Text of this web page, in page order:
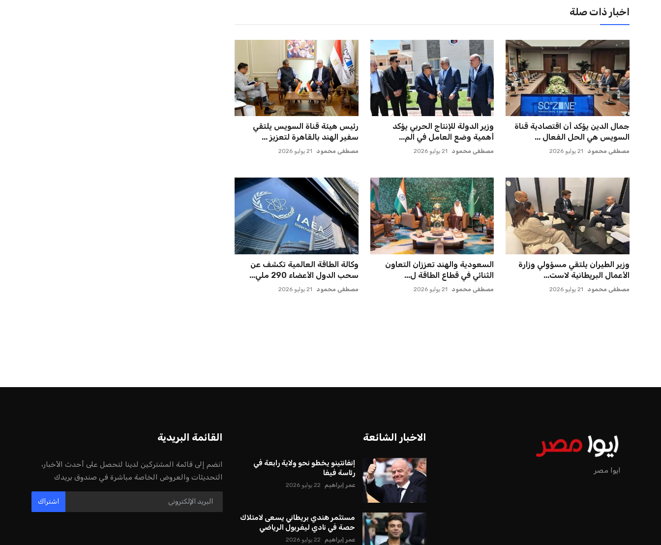
اخبار ذات صلة
مستثمر هندي بريطاني يسعى
لامتلاك حصة في نادي ليفربول ال...
عمر إبراهيم 22 يوليو 2026
إدارة المغرب الفاسي تعلن تفاصيل
انتقال بنجديدة إلى النا...
عمر إبراهيم 21 يوليو 2026
اتحاد جدة يؤكد موقفه النهائي حول
لاعبي الأهلي
عمر إبراهيم 22 يوليو 2026
أزمة زيزو مع الزمالك تصل إلى فيفا
وتثير الجدل
عمر إبراهيم 21 يوليو 2026
حسام حسن يتولى قيادة الفراعنة في
أول مواجهة رسمية بعد ك...
عمر إبراهيم 21 يوليو 2026
مصر تنطلق في رحلة أمم إفريقيا
بقيادة حسام حسن في أول تح...
عمر إبراهيم 21 يوليو 2026
ايوا مصر
الاخبار الشائعة
إنفانتينو يخطو نحو ولاية رابعة في
رئاسة فيفا
عمر إبراهيم 22 يوليو 2026
مستثمر هندي بريطاني يسعى لامتلاك
حصة في نادي ليفربول الرياضي
عمر إبراهيم 22 يوليو 2026
القائمة البريدية
انضم إلى قائمة المشتركين لدينا لتحصل على أحدث الأخبار،
التحديثات والعروض الخاصة مباشرة في صندوق بريدك
اشتراك